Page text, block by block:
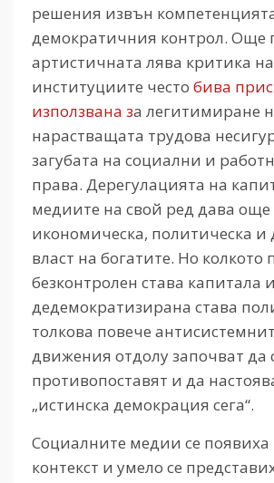
решения извън
демократичния контрол. Още
артистичната лява критика на
институциите често бива
използвана за легитимиране
нарастващата трудова
загубата на социални и
права. Дерегулацията на
медиите на свой ред дава още
икономическа, политическа и
власт на богатите. Но колкото
безконтролен става капитала
дедемократизирана става
толкова повече
движения отдолу започват да
противопоставят и да
„истинска демокрация сега“.
Социалните медии се появиха
контекст и умело се